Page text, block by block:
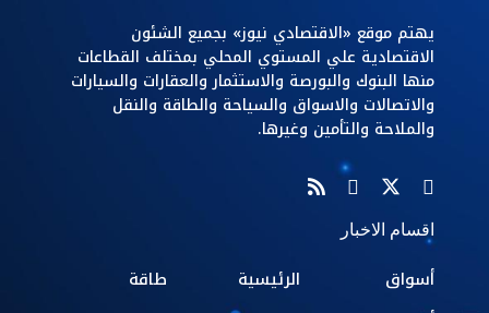
يهتم موقع «الاقتصادي نيوز» بجميع الشئون
الاقتصادية علي المستوي المحلي بمختلف القطاعات
منها البنوك والبورصة والاستثمار والعقارات والسيارات
والاتصالات والاسواق والسياحة والطاقة والنقل
والملاحة والتأمين وغيرها.
اقسام الاخبار
أسواق
الرئيسية
طاقة